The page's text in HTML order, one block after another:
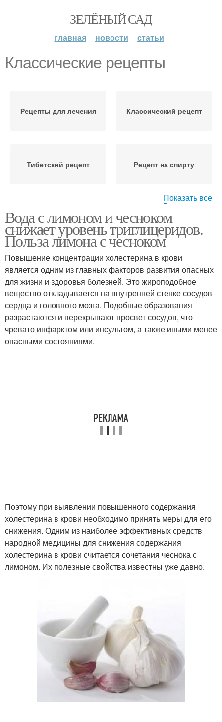
ЗЕЛЁНЫЙ САД
главная новости статьи
Классические рецепты
Рецепты для лечения Классический рецепт
Тибетский рецепт Рецепт на спирту
Рецепт для чистки Народные рецепты
Рецепт от холестерина Рецепты для очистки
Рецепты на зиму
Рецепт на 3-литровую
банку
Показать все
Вода с лимоном и чесноком
снижает уровень триглицеридов.
Польза лимона с чесноком
Повышение концентрации холестерина в крови
является одним из главных факторов развития опасных
для жизни и здоровья болезней. Это жироподобное
вещество откладывается на внутренней стенке сосудов
сердца и головного мозга. Подобные образования
разрастаются и перекрывают просвет сосудов, что
чревато инфарктом или инсультом, а также иными менее
опасными состояниями.
Поэтому при выявлении повышенного содержания
холестерина в крови необходимо принять меры для его
снижения. Одним из наиболее эффективных средств
народной медицины для снижения содержания
холестерина в крови считается сочетания чеснока с
лимоном. Их полезные свойства известны уже давно.